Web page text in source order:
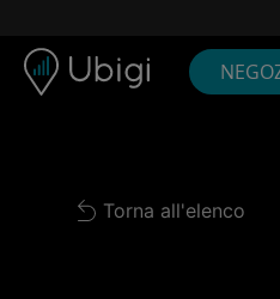
Back to list
Torna all'elenco